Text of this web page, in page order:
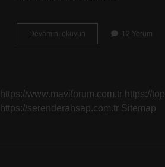
Devamını okuyun
Kestane
12 Yorum
https://www.maviforum.com.tr https://
https://serenderahsap.com.tr Sitemap